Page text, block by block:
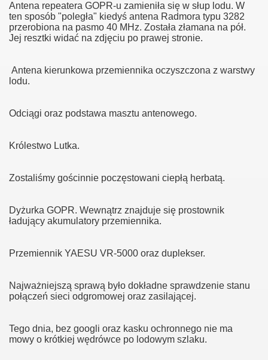
Antena repeatera GOPR-u zamieniła się w słup lodu. W
ten sposób "poległa" kiedyś antena Radmora typu 3282
przerobiona na pasmo 40 MHz. Została złamana na pół.
Jej resztki widać na zdjęciu po prawej stronie.
Antena kierunkowa przemiennika oczyszczona z warstwy
lodu.
Odciągi oraz podstawa masztu antenowego.
Królestwo Lutka.
Zostaliśmy gościnnie poczęstowani ciepłą herbatą.
Dyżurka GOPR. Wewnątrz znajduje się prostownik
ładujący akumulatory przemiennika.
Przemiennik YAESU VR-5000 oraz duplekser.
Najważniejszą sprawą było dokładne sprawdzenie stanu
połączeń sieci odgromowej oraz zasilającej.
Tego dnia, bez googli oraz kasku ochronnego nie ma
mowy o krótkiej wędrówce po lodowym szlaku.
na Połoninie